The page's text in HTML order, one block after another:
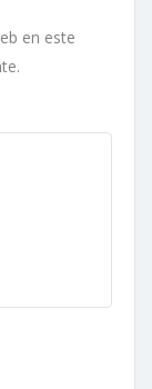
en este